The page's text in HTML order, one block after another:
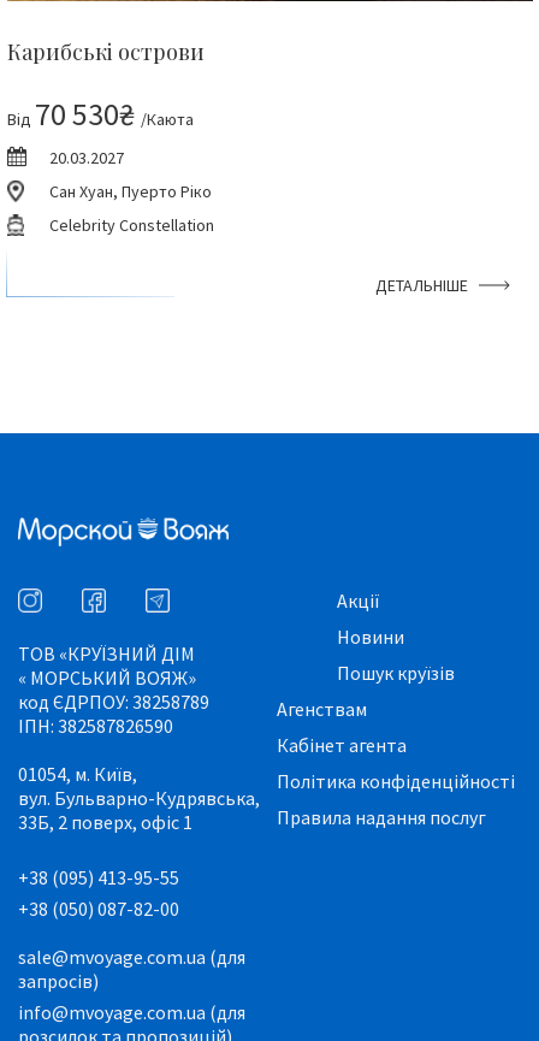
Карибські острови
Від 70 530₴ /Каюта
20.03.2027
Сан Хуан, Пуерто Ріко
Celebrity Constellation
ДЕТАЛЬНІШЕ
ТОВ «КРУЇЗНИЙ ДІМ
« МОРСЬКИЙ ВОЯЖ»
код ЄДРПОУ: 38258789
ІПН: 382587826590
01054, м. Київ,
вул. Бульварно-Кудрявська,
33Б, 2 поверх, офіс 1
+38 (095) 413-95-55
+38 (050) 087-82-00
sale@mvoyage.com.ua (для
запросів)
info@mvoyage.com.ua (для
Акції
Новини
Пошук круїзів
Агенствам
Кабінет агента
Політика конфіденційності
Правила надання послуг